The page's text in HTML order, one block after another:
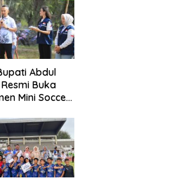
Abdul
Buka
Mini Soccer